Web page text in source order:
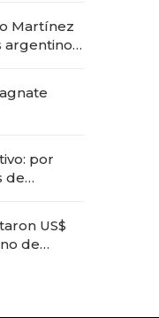
Martínez
argentinos
por
de
US$
de